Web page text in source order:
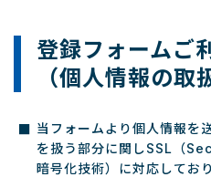
登録フォームご
（個人情報の取
当フォームより個人情報を
を扱う部分に関しSSL（
暗号化技術）に対応してお